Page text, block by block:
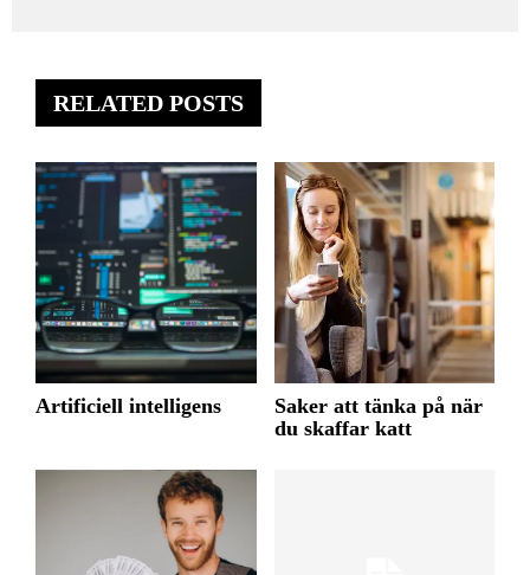
RELATED POSTS
Artificiell intelligens
Saker att tänka på när
du skaffar katt